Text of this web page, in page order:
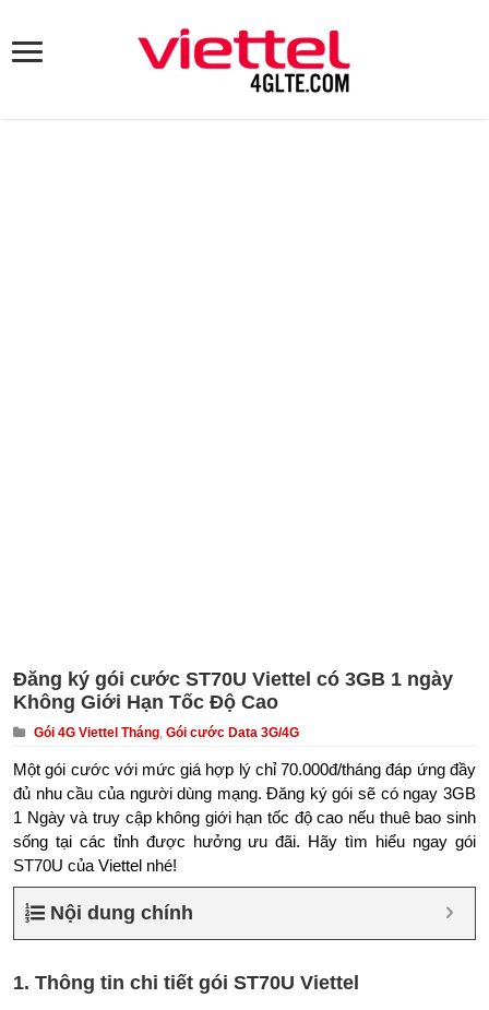
Đăng ký gói cước ST70U Viettel có 3GB 1 ngày
Không Giới Hạn Tốc Độ Cao
Gói 4G Viettel Tháng,Gói cước Data 3G/4G
Một gói cước với mức giá hợp lý chỉ 70.000đ/tháng đáp ứng đầy
đủ nhu cầu của người dùng mạng. Đăng ký gói sẽ có ngay 3GB
1 Ngày và truy cập không giới hạn tốc độ cao nếu thuê bao sinh
sống tại các tỉnh được hưởng ưu đãi. Hãy tìm hiểu ngay gói
ST70U của Viettel nhé!
Nội dung chính
1. Thông tin chi tiết gói ST70U Viettel